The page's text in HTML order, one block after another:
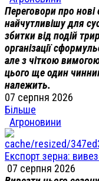
Переговори про
найчутливішу для
збитки від подій
організації
але з чіткою
цього ще один
належить.
07 серпня 2026
Більше
Агроновини
Експорт зерна:
07 серпня 2026